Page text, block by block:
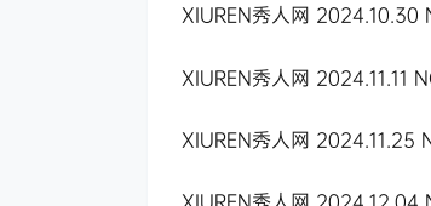
XIUREN秀人网
XIUREN秀人网 2024.11.11
XIUREN秀人网